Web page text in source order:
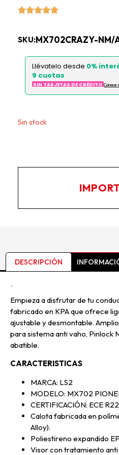
SKU:MX702CRAZY-NM/
Llévatelo desde 0%
9 cuotas
SIN TARJETAS DE CRÉDITO Conoce
existencias.
DESCRIPCIÓN
Empieza a disfrutar de tu
fabricado en KPA que ofrece
ajustable y desmontable.
para sistema anti vaho, Pinlock
abatible.
CARACTERISTICAS
MARCA: LS2
MODELO: MX702
CERTIFICACIÓN: ECE
Calota fabricada en
Alloy).
Poliestireno expandido
Visor con tratamiento